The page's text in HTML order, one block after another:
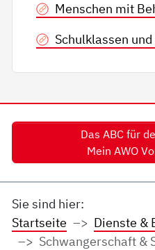
Menschen mit
Schulklassen
Das ABC für
Mein AWO
Sie sind hier:
Startseite
Dienste &
Schwangerschaft &